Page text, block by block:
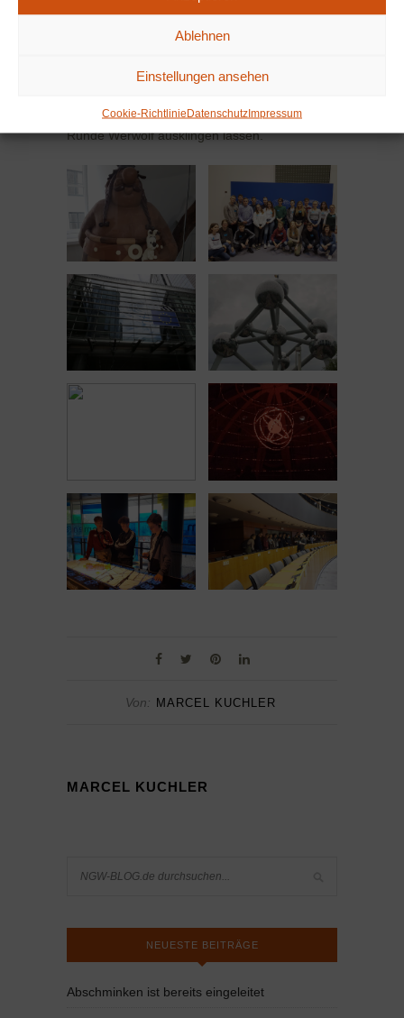
Ablehnen
Einstellungen ansehen
Cookie-RichtlinieDatenschutzImpressum
Gemeinschaft gegenüber vom Europäischen
Union gezeigt. Den Abend haben wir mit einer
Runde Werwolf ausklingen lassen.
Von: MARCEL KUCHLER
MARCEL KUCHLER
NEUESTE BEITRÄGE
Abschminken ist bereits eingeleitet